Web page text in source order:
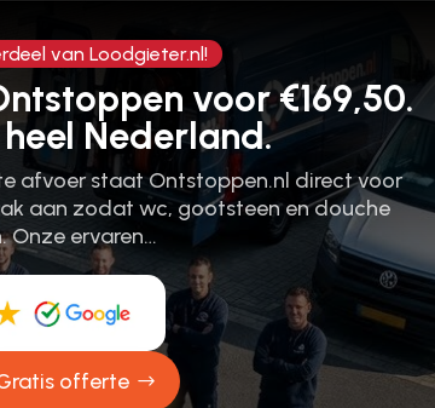
van Loodgieter.nl!
voor €169,50.
Nederland.
afvoer staat Ontstoppen.​nl direct voor
aan zodat wc, gootsteen en douche
Onze ervaren…
offerte